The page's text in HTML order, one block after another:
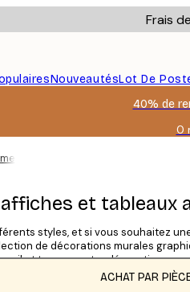
Frais
NouveautésLot De
40% de
0
et tableaux
styles, et si vous souhaitez
de décorations murales
œil et trouvez votre décoration
CATÉGORIES
Grille
ACHAT PAR